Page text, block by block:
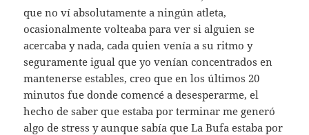
que no ví absolutamente a ningún atleta,
ocasionalmente volteaba para ver si alguien se
acercaba y nada, cada quien venía a su ritmo y
seguramente igual que yo venían concentrados en
mantenerse estables, creo que en los últimos 20
minutos fue donde comencé a desesperarme, el
hecho de saber que estaba por terminar me generó
algo de stress y aunque sabía que La Bufa estaba por